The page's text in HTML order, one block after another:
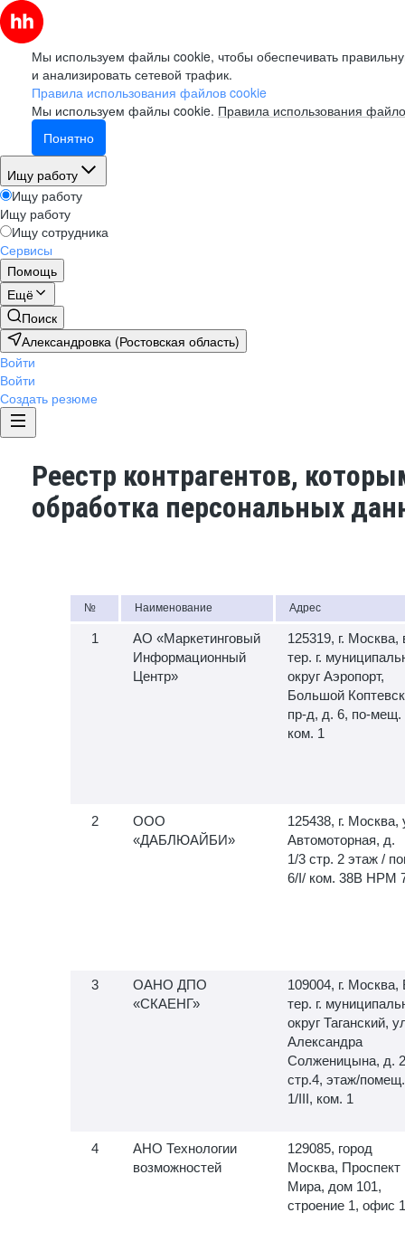
Мы используем файлы cookie, чтобы обеспечивать
и анализировать сетевой трафик.
Правила использования файлов cookie
Мы используем файлы cookie. Правила использования
Понятно
Ищу работу
Ищу работу
Ищу работу
Ищу сотрудника
Сервисы
Помощь
Ещё
Поиск
Александровка (Ростовская область)
Войти
Войти
Создать резюме
Реестр контрагентов,
обработка персональных
№ Наименование Адрес
АО «Маркетинговый
Информационный
Центр»
125319, г. Москва,
тер. г.
округ Аэропорт,
Большой
пр-д, д. 6, по-мещ.
ком. 1
ООО
«ДАБЛЮАЙБИ»
125438, г. Москва,
Автомоторная, д.
1/3 стр. 2 этаж /
6/I/ ком. 38В НРМ
ОАНО ДПО
«СКАЕНГ»
109004, г. Москва,
тер. г.
округ Таганский,
Александра
Солженицына, д.
стр.4, этаж/помещ.
1/III, ком. 1
АНО Технологии
возможностей
129085, город
Москва, Проспект
Мира, дом 101,
строение 1, офис